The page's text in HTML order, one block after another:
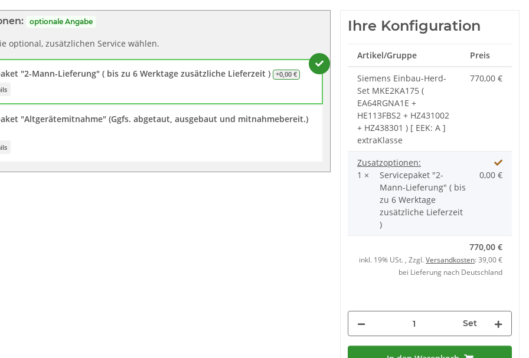
optionale Angabe
optional, zusätzlichen Service wählen.
"2-Mann-Lieferung" ( bis zu 6 Werktage zusätzliche Lieferzeit )
+0,00 €
"Altgerätemitnahme" (Ggfs. abgetaut, ausgebaut und mitnahmebereit.)
Ihre Konfiguration
Artikel/Gruppe Preis
Siemens Einbau-Herd-
Set MKE2KA175 (
EA64RGNA1E +
HE113FBS2 + HZ431002
+ HZ438301 ) [ EEK: A ]
extraKlasse
770,00 €
Zusatzoptionen:
1 ×
Servicepaket "2-
Mann-Lieferung" ( bis
zu 6 Werktage
zusätzliche Lieferzeit
)
0,00 €
770,00 €
inkl. 19% USt. , Zzgl.Versandkosten: 39,00 €
bei Lieferung nach Deutschland
Set